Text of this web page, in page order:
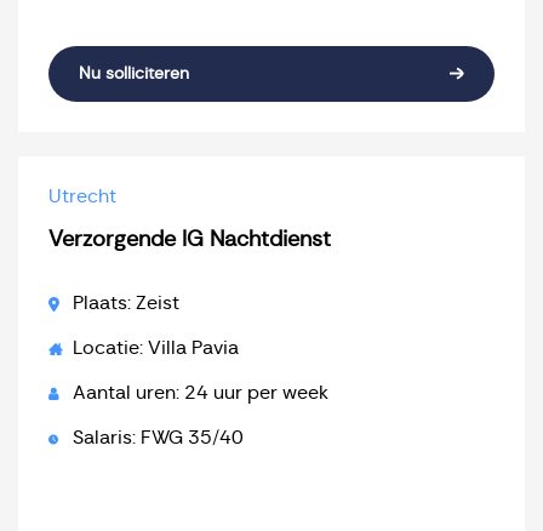
Nu solliciteren
Utrecht
Verzorgende IG Nachtdienst
Plaats: Zeist
Locatie: Villa Pavia
Aantal uren: 24 uur per week
Salaris: FWG 35/40